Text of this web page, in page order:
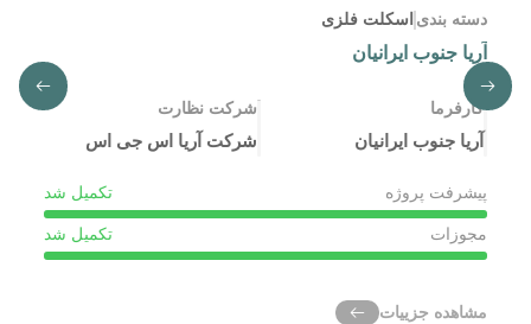
دسته بندی اسکلت فلزی
آریا جنوب ایرانیان
کارفرما
آریا جنوب ایرانیان
شرکت نظارت
شرکت آریا اس جی اس
پیشرفت پروژه تکمیل شد
مجوزات تکمیل شد
مشاهده جزییات